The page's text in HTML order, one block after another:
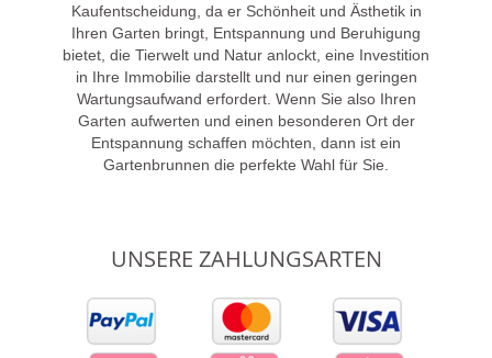
Kaufentscheidung, da er Schönheit und Ästhetik in
Ihren Garten bringt, Entspannung und Beruhigung
bietet, die Tierwelt und Natur anlockt, eine Investition
in Ihre Immobilie darstellt und nur einen geringen
Wartungsaufwand erfordert. Wenn Sie also Ihren
Garten aufwerten und einen besonderen Ort der
Entspannung schaffen möchten, dann ist ein
Gartenbrunnen die perfekte Wahl für Sie.
UNSERE ZAHLUNGSARTEN